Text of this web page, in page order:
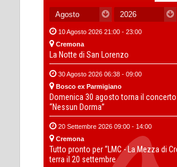
10 Agosto 2026 21:00 - 23:00
Cremona
La Notte di San Lorenzo
30 Agosto 2026 06:38 - 09:00
Bosco ex Parmigiano
Domenica 30 agosto torna il concerto
“Nessun Dorma”
20 Settembre 2026 09:00 - 14:00
Cremona
Tutto pronto per “LMC - La Mezza di
terra il 20 settembre